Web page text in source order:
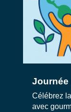
Journée
Célébrez
avec